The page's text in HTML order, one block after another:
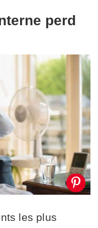
perd
les plus